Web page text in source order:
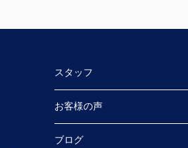
スタッフ
お客様の声
ブログ